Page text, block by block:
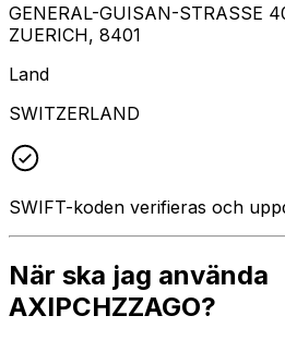
GENERAL-GUISAN-STRASSE
ZUERICH, 8401
Land
SWITZERLAND
SWIFT-koden verifieras och
När ska jag använda
AXIPCHZZAGO?